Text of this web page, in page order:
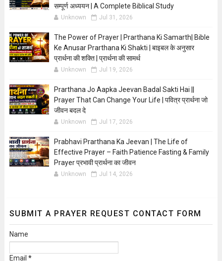
सम्पूर्ण अध्ययन | A Complete Biblical Study
Unknown Jul 31, 2026
The Power of Prayer | Prarthana Ki Samarth| Bible
Ke Anusar Prarthana Ki Shakti | बाइबल के अनुसार
प्रार्थना की शक्ति | प्रार्थना की सामर्थ
Unknown Jul 19, 2026
Prarthana Jo Aapka Jeevan Badal Sakti Hai ||
Prayer That Can Change Your Life | पवित्र प्रार्थना जो
जीवन बदल दे
Unknown Jul 17, 2026
Prabhavi Prarthana Ka Jeevan | The Life of
Effective Prayer – Faith Patience Fasting & Family
Prayer प्रभावी प्रार्थना का जीवन
Unknown Jul 14, 2026
SUBMIT A PRAYER REQUEST CONTACT FORM
Name
Email *